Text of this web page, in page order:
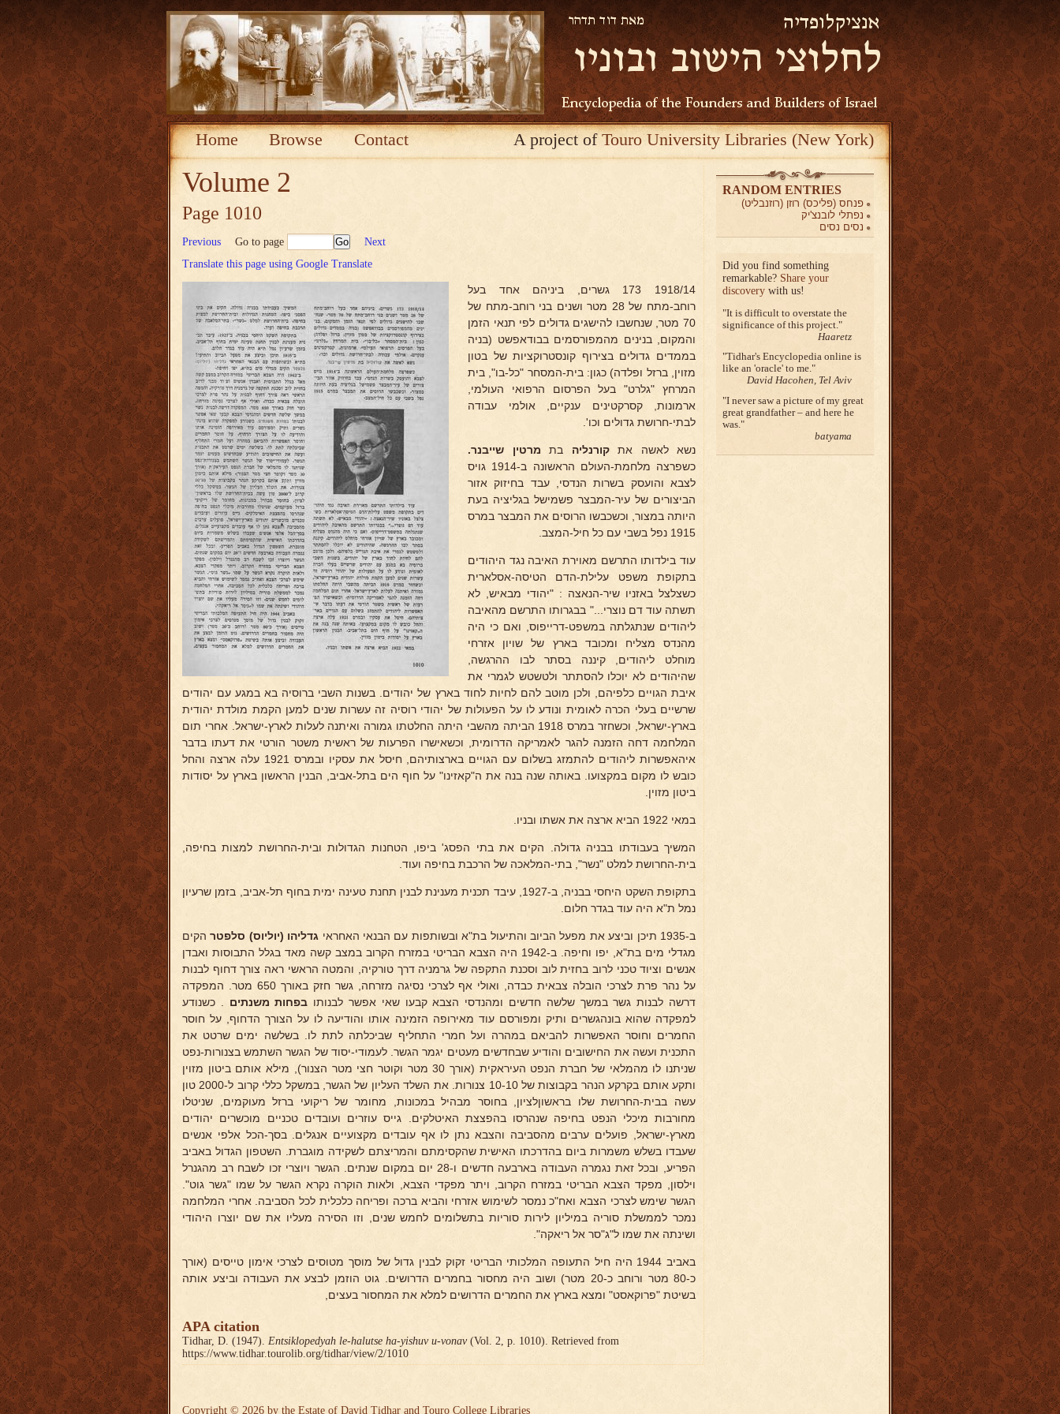
Home Browse Contact A project ofTouro University Libraries (New York)
Volume 2
Page 1010
Previous Go to page
Next
Translate this page using Google Translate
1918/14 173 גשרים, ביניהם אחד בעל
רוחב-מתח של 28 מטר ושנים בני רוחב-מתח של
70 מטר, שנחשבו להישגים גדולים לפי תנאי הזמן
והמקום, בנינים מהמפורסמים בבודאפשט (בניה
בממדים גדולים בצירוף קונסטרוקציות של בטון
מזוין, ברזל ופלדה) כגון: בית-המסחר "כל-בו", בית
המרחץ "גלרט" בעל הפרסום הרפואי העולמי,
ארמונות, קסרקטינים ענקיים, אולמי עבודה
לבתי-חרושת גדולים וכו'.
נשא לאשה אתקורנליה בת מרטין שייבנר.
כשפרצה מלחמת-העולם הראשונה ב-1914 גויס
לצבא והועסק בשרות הנדסי, עבד בחיזוק אזור
הביצורים של עיר-המבצר פשמישל בגליציה בעת
היותה במצור, וכשכבשו הרוסים את המבצר במרס
1915 נפל בשבי עם כל חיל-המצב.
עוד בילדותו התרשם מאוירת האיבה נגד היהודים
בתקופת משפט עלילת-הדם הטיסה-אסלארית
כשצלצל באזניו שיר-הנאצה : "יהודי מבאיש, לא
תשתה עוד דם נוצרי..." בבגרותו התרשם מהאיבה
ליהודים שנתגלתה במשפט-דרייפוס, ואם כי היה
מהנדס מצליח ומכובד בארץ של שויון אזרחי
מוחלט ליהודים, קיננה בסתר לבו ההרגשה,
שהיהודים לא יוכלו להסתתר ולטשטש לגמרי את
איבת הגויים כלפיהם, ולכן מוטב להם לחיות לחוד בארץ של יהודים. בשנות השבי ברוסיה בא במגע עם יהודים
שרשיים בעלי הכרה לאומית ונודע לו על הפעולות של יהודי רוסיה זה עשרות שנים למען הקמת מולדת יהודית
בארץ-ישראל, וכשחזר במרס 1918 הביתה מהשבי היתה החלטתו גמורה ואיתנה לעלות לארץ-ישראל. אחרי תום
המלחמה דחה הזמנה להגר לאמריקה הדרומית, וכשאישרו הפרעות של ראשית משטר הורטי את דעתו בדבר
איהאפשרות ליהודים להתמזג בשלום עם הגויים בארצותיהם, חיסל את עסקיו ובמרס 1921 עלה ארצה והחל
כובש לו מקום במקצועו. באותה שנה בנה את ה"קאזינו" על חוף הים בתל-אביב, הבנין הראשון בארץ על יסודות
ביטון מזוין.
במאי 1922 הביא ארצה את אשתו ובניו.
המשיך בעבודתו בבניה גדולה. הקים את בתי הפסג' ביפו, הטחנות הגדולות ובית-החרושת למצות בחיפה,
בית-החרושת למלט "נשר", בתי-המלאכה של הרכבת בחיפה ועוד.
בתקופת השקט היחסי בבניה, ב-1927, עיבד תכנית מענינת לבנין תחנת טעינה ימית בחוף תל-אביב, בזמן שרעיון
נמל ת"א היה עוד בגדר חלום.
ב-1935 תיכן וביצע את מפעל הביוב והתיעול בת"א ובשותפות עם הבנאי האחראי גדליהו (יוליוס) סלפטרהקים
מגדלי מים בת"א, יפו וחיפה. ב-1942 היה הצבא הבריטי במזרח הקרוב במצב קשה מאד בגלל התבוסות ואבדן
אנשים וציוד טכני לרוב בחזית לוב וסכנת התקפה של גרמניה דרך טורקיה, והמטה הראשי ראה צורך דחוף לבנות
על נהר פרת לצרכי הובלה צבאית כבדה, ואולי אף לצרכי נסיגה מזרחה, גשר חזק באורך 650 מטר. המפקדה
דרשה לבנות גשר במשך שלשה חדשים ומהנדסי הצבא קבעו שאי אפשר לבנותו בפחות משנתים . כשנודע
למפקדה שהוא בונהגשרים ותיק ומפורסם עוד מאירופה הזמינה אותו והודיעה לו על הצורך הדחוף, על חוסר
החמרים וחוסר האפשרות להביאם במהרה ועל חמרי התחליף שביכלתה לתת לו. בשלשה ימים שרטט את
התכנית ועשה את החישובים והודיע שבחדשים מעטים יגמר הגשר. לעמודי-יסוד של הגשר השתמש בצנורות-נפט
שניתנו לו מהמלאי של חברת הנפט העיראקית (אורך 30 מטר וקוטר חצי מטר הצנור), מילא אותם ביטון מזוין
ותקע אותם בקרקע הנהר בקבוצות של 10-10 צנורות. את השלד העליון של הגשר, במשקל כללי קרוב ל-2000 טון
עשה בבית-החרושת שלו בראשוןלציון, בחוסר מבהיל במכונות, מחומר של ריקועי ברזל מעוקמים, שניטלו
מחורבות מיכלי הנפט בחיפה שנהרסו בהפצצת האיטלקים. גייס עוזרים ועובדים טכניים מוכשרים יהודים
מארץ-ישראל, פועלים ערבים מהסביבה והצבא נתן לו אף עובדים מקצועיים אנגלים. בסך-הכל אלפי אנשים
שעבדו בשלש משמרות ביום בהדרכתו האישית שהקסימתם והמריצתם לשקידה מוגברת. השטפון הגדול באביב
הפריע, ובכל זאת נגמרה העבודה בארבעה חדשים ו-28 יום במקום שנתים. הגשר ויוצרי זכו לשבח רב מהגנרל
וילסון, מפקד הצבא הבריטי במזרח הקרוב, ויתר מפקדי הצבא, ולאות הוקרה נקרא הגשר על שמו "גשר גוט".
הגשר שימש לצרכי הצבא ואח"כ נמסר לשימוש אזרחי והביא ברכה ופריחה כלכלית לכל הסביבה. אחרי המלחמה
נמכר לממשלת סוריה במיליון לירות סוריות בתשלומים לחמש שנים, וזו הסירה מעליו את שם יוצרו היהודי
ושינתה את שמו ל"ג"סר אל ריאקה".
באביב 1944 היה חיל התעופה המלכותי הבריטי זקוק לבנין גדול של מוסך מטוסים לצרכי אימון טייסים (אורך
כ-80 מטר ורוחב כ-20 מטר) ושוב היה מחסור בחמרים הדרושים. גוט הוזמן לבצע את העבודה וביצע אותה
בשיטת "פרוקאסט" ומצא בארץ את החמרים הדרושים למלא את המחסור בעצים,
APA citation
Tidhar, D. (1947). Entsiklopedyah le-halutse ha-yishuv u-vonav(Vol. 2, p. 1010). Retrieved from
https://www.tidhar.tourolib.org/tidhar/view/2/1010
RANDOM ENTRIES
פנחס (פליכס) רוזן (רוזנבליט)
נפתלי לובנצ'יק
נסים נסים
Did you find something
remarkable? Share your
discovery with us!
It is difficult to overstate the
significance of this project.
Haaretz
Tidhar's Encyclopedia online is
like an 'oracle' to me.
David Hacohen, Tel Aviv
I never saw a picture of my great
great grandfather – and here he
was.
batyama
Copyright © 2026 by the Estate of David Tidhar and Touro College Libraries